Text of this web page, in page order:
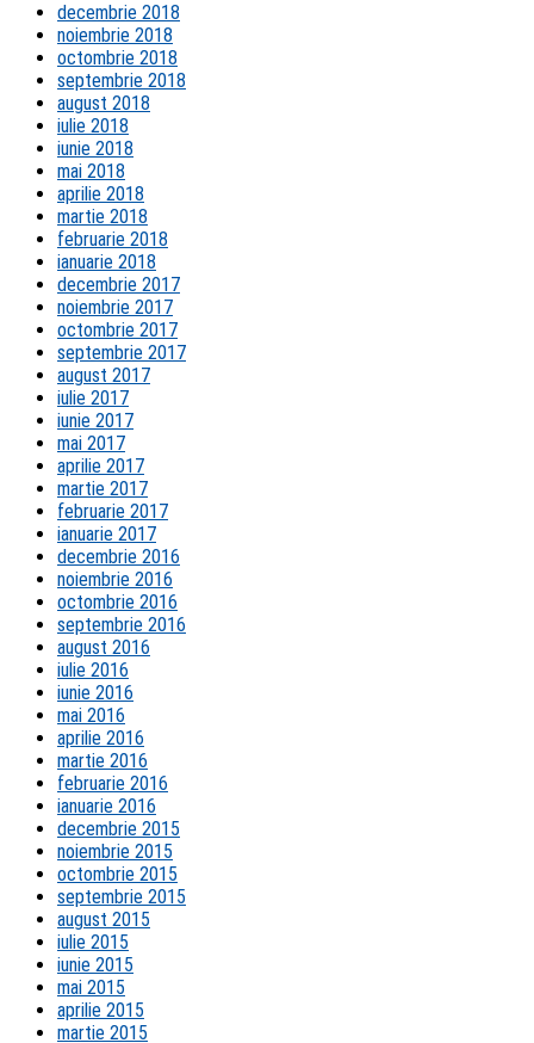
decembrie 2018
noiembrie 2018
octombrie 2018
septembrie 2018
august 2018
iulie 2018
iunie 2018
mai 2018
aprilie 2018
martie 2018
februarie 2018
ianuarie 2018
decembrie 2017
noiembrie 2017
octombrie 2017
septembrie 2017
august 2017
iulie 2017
iunie 2017
mai 2017
aprilie 2017
martie 2017
februarie 2017
ianuarie 2017
decembrie 2016
noiembrie 2016
octombrie 2016
septembrie 2016
august 2016
iulie 2016
iunie 2016
mai 2016
aprilie 2016
martie 2016
februarie 2016
ianuarie 2016
decembrie 2015
noiembrie 2015
octombrie 2015
septembrie 2015
august 2015
iulie 2015
iunie 2015
mai 2015
aprilie 2015
martie 2015